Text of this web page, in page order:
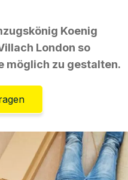
Koenig
London so
möglich zu gestalten.